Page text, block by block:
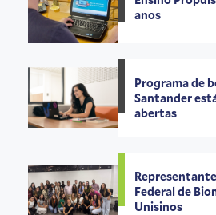
anos
Programa de
Santander
abertas
Federal de
Unisinos